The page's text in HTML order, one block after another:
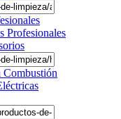
Profesionales
Combustión